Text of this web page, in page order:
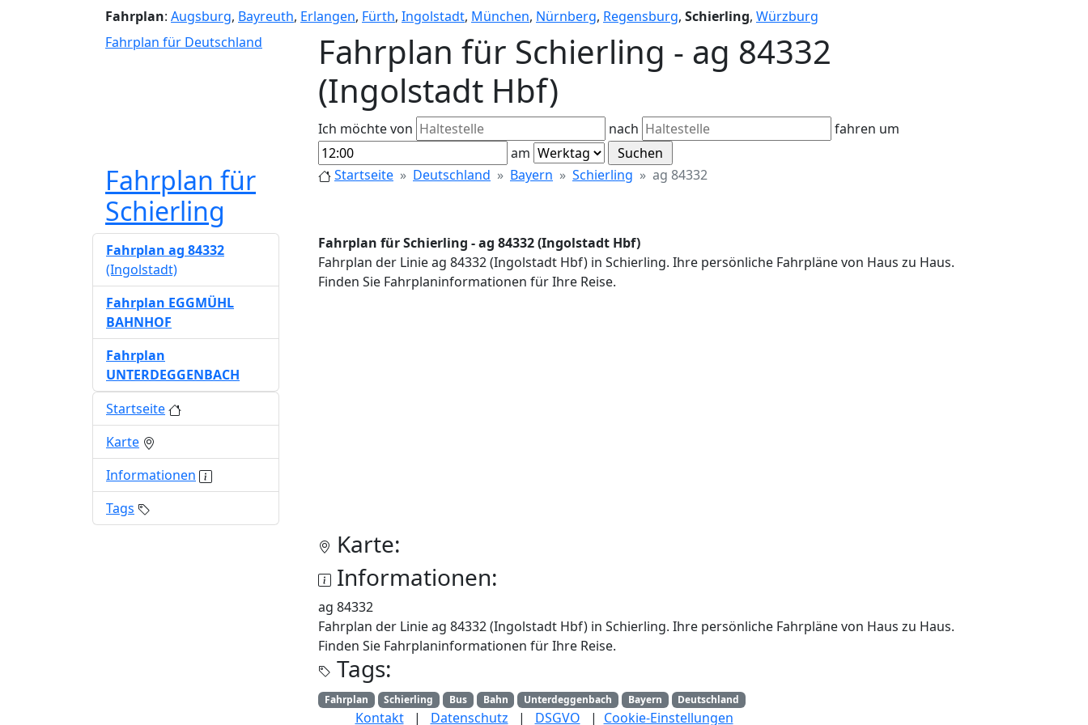
Fahrplan: Augsburg, Bayreuth, Erlangen, Fürth, Ingolstadt, München, Nürnberg, Regensburg, Schierling, Würzburg
Fahrplan für Deutschland
Fahrplan für Schierling - ag 84332
(Ingolstadt Hbf)
Ich möchte von nach
fahren um
am
Fahrplan für
Schierling
Startseite Deutschland Bayern Schierling ag 84332
Fahrplan für Schierling - ag 84332 (Ingolstadt Hbf)
Fahrplan der Linie ag 84332 (Ingolstadt Hbf) in Schierling. Ihre persönliche Fahrpläne von Haus zu Haus.
Finden Sie Fahrplaninformationen für Ihre Reise.
Karte:
Informationen:
ag 84332
Fahrplan der Linie ag 84332 (Ingolstadt Hbf) in Schierling. Ihre persönliche Fahrpläne von Haus zu Haus.
Finden Sie Fahrplaninformationen für Ihre Reise.
Tags:
Fahrplan Schierling Bus Bahn Unterdeggenbach Bayern Deutschland
Fahrplan ag 84332
(Ingolstadt)
Fahrplan EGGMÜHL
BAHNHOF
Fahrplan
UNTERDEGGENBACH
Startseite
Karte
Informationen
Tags
Kontakt| Datenschutz | DSGVO | Cookie-Einstellungen